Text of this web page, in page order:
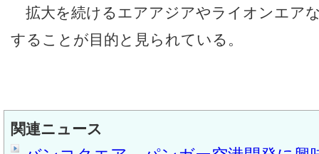
拡大を続けるエアアジアやライオンエア
することが目的と見られている。
関連ニュース